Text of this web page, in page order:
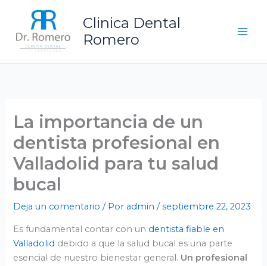
contenido
Clinica Dental
Romero
La importancia de un
dentista profesional en
Valladolid para tu salud
bucal
Deja un comentario / Por admin/septiembre 22, 2023
Es fundamental contar con un dentista fiable en
Valladolid debido a que la salud bucal es una parte
esencial de nuestro bienestar general. Un profesional